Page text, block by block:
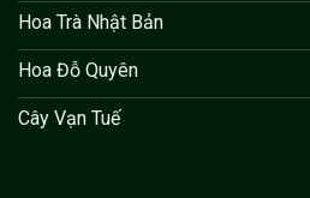
Hoa Trà Nhật Bản
Hoa Đỗ Quyên
Cây Vạn Tuế